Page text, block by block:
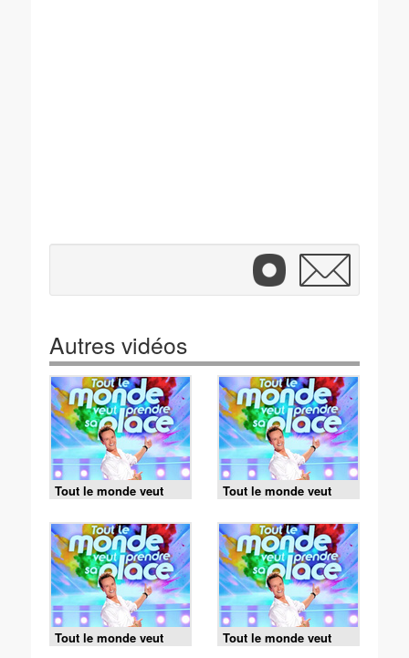
Autres vidéos
Tout le monde veut
prendre sa place -
06/08/2026
Tout le monde veut
prendre sa place -
05/08/2026
Tout le monde veut
prendre sa place -
Tout le monde veut
prendre sa place -